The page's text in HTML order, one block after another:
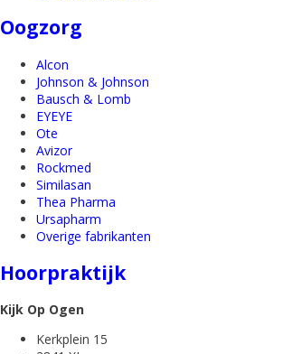
Oogzorg
Alcon
Johnson & Johnson
Bausch & Lomb
EYEYE
Ote
Avizor
Rockmed
Similasan
Thea Pharma
Ursapharm
Overige fabrikanten
Hoorpraktijk
Kijk Op Ogen
Kerkplein 15